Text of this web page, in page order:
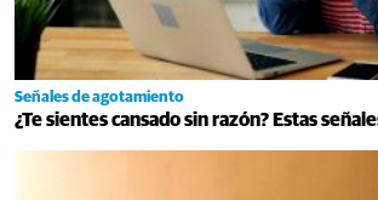
Señales de agotamiento
¿Te sientes cansado sin razón? Estas